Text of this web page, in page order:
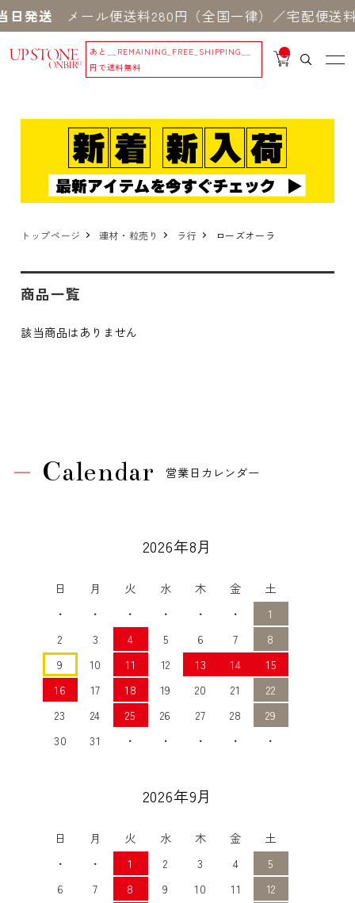
発送メール便送料280円（全国一律）／宅配便送
あと
__REMAINING_FREE_SHIPPING__
円で送料無料
__
IT
_
トップページ 連材・粒売り ラ行 ローズオーラ
商品一覧
該当商品はありません
Calendar 営業日カレンダー
2026年8月
日 月 火 水 木 金
土
・
・ ・ ・ ・ ・
1
2
3 4 5 6 7
8
9
10 11 12 13 14
15
16
17 18 19 20 21
22
23
24 25 26 27 28
29
30
31 ・ ・ ・ ・ ・
2026年9月
日 月 火 水 木 金
土
・
・ 1 2 3 4
5
6
7 8 9 10 11
12